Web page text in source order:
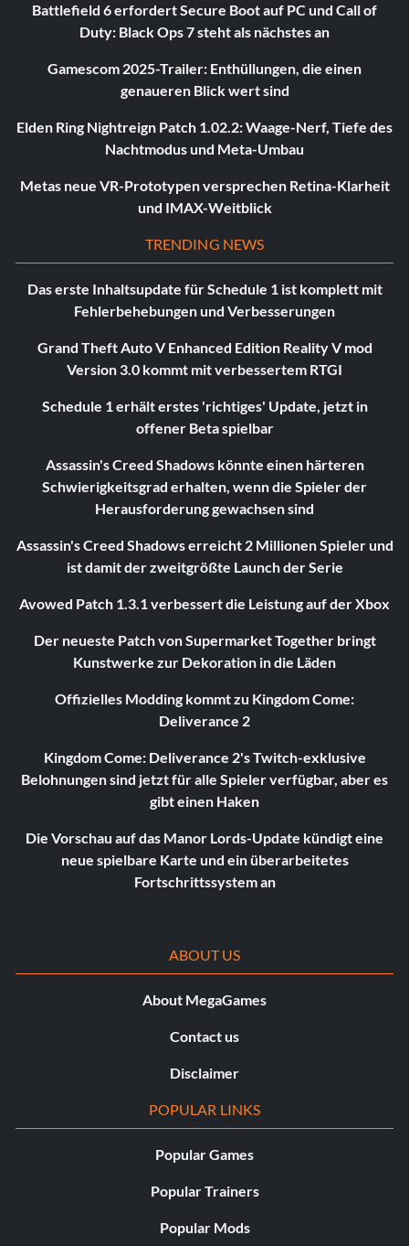
Battlefield 6 erfordert Secure Boot auf PC und Call of
Duty: Black Ops 7 steht als nächstes an
Gamescom 2025-Trailer: Enthüllungen, die einen
genaueren Blick wert sind
Elden Ring Nightreign Patch 1.02.2: Waage-Nerf, Tiefe des
Nachtmodus und Meta-Umbau
Metas neue VR-Prototypen versprechen Retina-Klarheit
und IMAX-Weitblick
TRENDING NEWS
Das erste Inhaltsupdate für Schedule 1 ist komplett mit
Fehlerbehebungen und Verbesserungen
Grand Theft Auto V Enhanced Edition Reality V mod
Version 3.0 kommt mit verbessertem RTGI
Schedule 1 erhält erstes 'richtiges' Update, jetzt in
offener Beta spielbar
Assassin's Creed Shadows könnte einen härteren
Schwierigkeitsgrad erhalten, wenn die Spieler der
Herausforderung gewachsen sind
Assassin's Creed Shadows erreicht 2 Millionen Spieler und
ist damit der zweitgrößte Launch der Serie
Avowed Patch 1.3.1 verbessert die Leistung auf der Xbox
Der neueste Patch von Supermarket Together bringt
Kunstwerke zur Dekoration in die Läden
Offizielles Modding kommt zu Kingdom Come:
Deliverance 2
Kingdom Come: Deliverance 2's Twitch-exklusive
Belohnungen sind jetzt für alle Spieler verfügbar, aber es
gibt einen Haken
Die Vorschau auf das Manor Lords-Update kündigt eine
neue spielbare Karte und ein überarbeitetes
Fortschrittssystem an
ABOUT US
About MegaGames
Contact us
Disclaimer
POPULAR LINKS
Popular Games
Popular Trainers
Popular Mods